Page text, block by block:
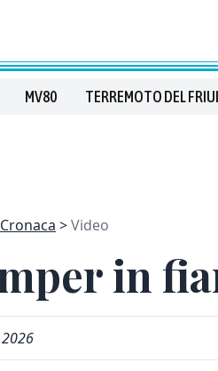
MV80 TERREMOTO DEL
Cronaca Video
in